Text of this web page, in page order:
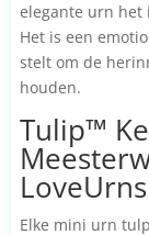
elegante urn het
Het is een
stelt om de
houden.
Tulip™
LoveUrns
Elke mini urn